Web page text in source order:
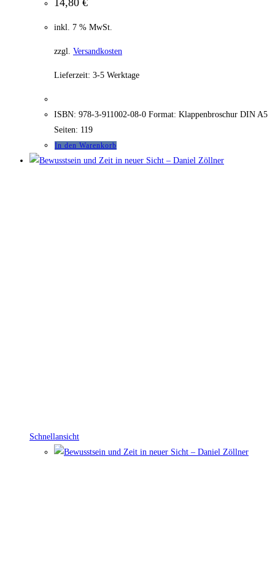
14,80 €
inkl. 7 % MwSt.
zzgl. Versandkosten
Lieferzeit: 3-5 Werktage
ISBN: 978-3-911002-08-0 Format: Klappenbroschur DIN A5
Seiten: 119
In den Warenkorb
Schnellansicht